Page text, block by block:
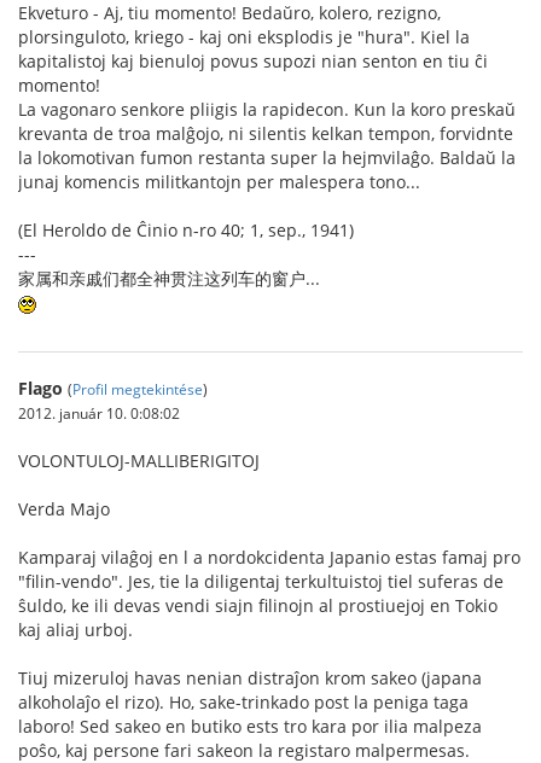
Ekveturo - Aj, tiu momento! Bedaŭro, kolero, rezigno,
plorsinguloto, kriego - kaj oni eksplodis je "hura". Kiel la
kapitalistoj kaj bienuloj povus supozi nian senton en tiu ĉi
momento!
La vagonaro senkore pliigis la rapidecon. Kun la koro preskaŭ
krevanta de troa malĝojo, ni silentis kelkan tempon, forvidnte
la lokomotivan fumon restanta super la hejmvilaĝo. Baldaŭ la
junaj komencis militkantojn per malespera tono...
(El Heroldo de Ĉinio n-ro 40; 1, sep., 1941)
---
家属和亲戚们都全神贯注这列车的窗户...
Flago (Profil megtekintése)
2012. január 10. 0:08:02
VOLONTULOJ-MALLIBERIGITOJ
Verda Majo
Kamparaj vilaĝoj en l a nordokcidenta Japanio estas famaj pro
"filin-vendo". Jes, tie la diligentaj terkultuistoj tiel suferas de
ŝuldo, ke ili devas vendi siajn filinojn al prostiuejoj en Tokio
kaj aliaj urboj.
Tiuj mizeruloj havas nenian distraĵon krom sakeo (japana
alkoholaĵo el rizo). Ho, sake-trinkado post la peniga taga
laboro! Sed sakeo en butiko ests tro kara por ilia malpeza
poŝo, kaj persone fari sakeon la registaro malpermesas.